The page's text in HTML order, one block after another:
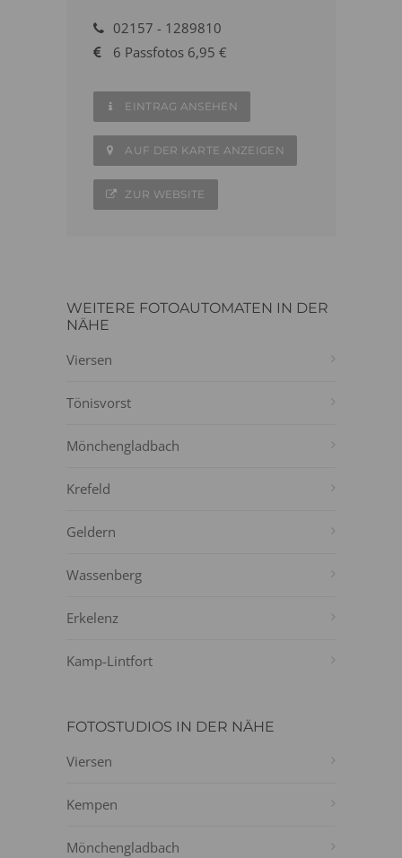
02157 - 1289810
6 Passfotos 6,95 €
EINTRAG ANSEHEN
AUF DER KARTE ANZEIGEN
ZUR WEBSITE
WEITERE FOTOAUTOMATEN IN DER
NÄHE
Viersen
Tönisvorst
Mönchengladbach
Krefeld
Geldern
Wassenberg
Erkelenz
Kamp-Lintfort
FOTOSTUDIOS IN DER NÄHE
Viersen
Kempen
Mönchengladbach